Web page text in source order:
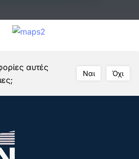
αυτές
Ναι Όχι